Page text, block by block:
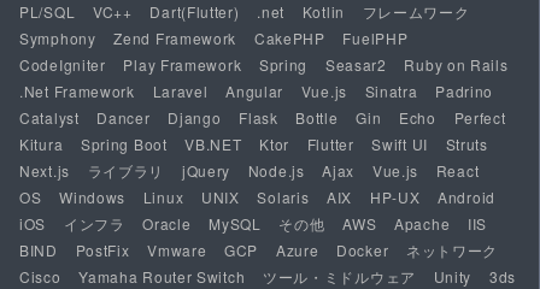
PL/SQL
VC++ Dart(Flutter) .net Kotlin
フレームワーク
Symphony
Zend Framework CakePHP
FuelPHP
CodeIgniter
Play Framework Spring Seasar2
Ruby on Rails
.Net Framework
Laravel Angular Vue.js Sinatra
Padrino
Catalyst
Dancer Django Flask Bottle Gin Echo
Perfect
Kitura
Spring Boot VB.NET Ktor Flutter Swift UI
Struts
Next.js
ライブラリ jQuery Node.js Ajax Vue.js
React
OS
Windows Linux UNIX Solaris AIX HP-UX
Android
iOS
インフラ Oracle MySQL その他 AWS Apache
IIS
BIND
PostFix Vmware GCP Azure Docker
ネットワーク
Cisco
Yamaha Router Switch ツール・ミドルウェア Unity
3ds